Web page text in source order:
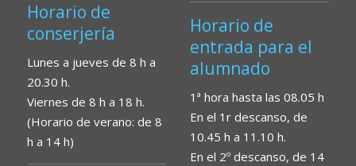
Horario de
conserjería
Lunes a jueves de 8 h a
20.30 h.
Viernes de 8 h a 18 h.
(Horario de verano: de 8
h a 14 h)
Horario de
entrada para el
alumnado
1ª hora hasta las 08.05 h
En el 1r descanso, de
10.45 h a 11.10 h.
En el 2º descanso, de 14